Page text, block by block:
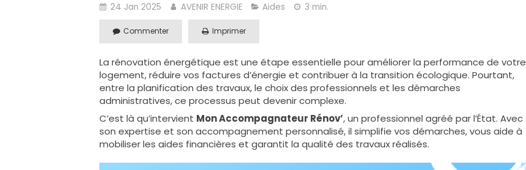
24 Jan 2025 AVENIR ENERGIE Aides 3 min.
Commenter Imprimer
La rénovation énergétique est une étape essentielle pour améliorer la performance de votre
logement, réduire vos factures d’énergie et contribuer à la transition écologique. Pourtant,
entre la planification des travaux, le choix des professionnels et les démarches
administratives, ce processus peut devenir complexe.
C’est là qu’intervient Mon Accompagnateur Rénov’, un professionnel agréé par l’État. Avec
son expertise et son accompagnement personnalisé, il simplifie vos démarches, vous aide à
mobiliser les aides financières et garantit la qualité des travaux réalisés.